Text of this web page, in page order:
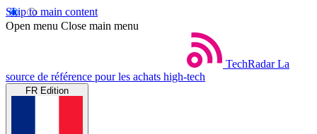
Skip to main content
Open menu Close main menu
TechRadar La
source de référence pour les achats high-tech
FR Edition